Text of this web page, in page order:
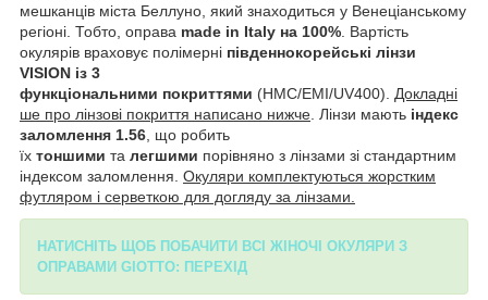
мешканців міста Беллуно, який знаходиться у Венеціанському
регіоні. Тобто, оправа made in Italy на 100% . Вартість
окулярів враховує полімерні південнокорейські лінзи
VISION із 3
функціональними покриттями (HMC/EMI/UV400). Докладні
ше про лінзові покриття написано нижче . Лінзи мають індекс
заломлення 1.56 , що робить
їх тоншими та легшими порівняно з лінзами зі стандартним
індексом заломлення. Окуляри комплектуються жорстким
футляром і серветкою для догляду за лінзами.
НАТИСНІТЬ ЩОБ ПОБАЧИТИ ВСІ ЖІНОЧІ ОКУЛЯРИ З
ОПРАВАМИ GIOTTO: ПЕРЕХІД